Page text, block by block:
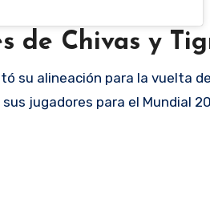
de Chivas y
su alineación para la vuelta
jugadores para el Mundial